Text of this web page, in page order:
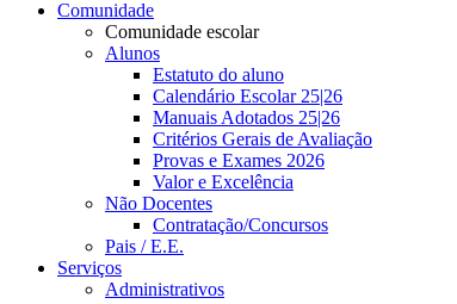
Comunidade
Comunidade escolar
Alunos
Estatuto do aluno
Calendário Escolar 25|26
Manuais Adotados 25|26
Critérios Gerais de Avaliação
Provas e Exames 2026
Valor e Excelência
Não Docentes
Contratação/Concursos
Pais / E.E.
Serviços
Administrativos